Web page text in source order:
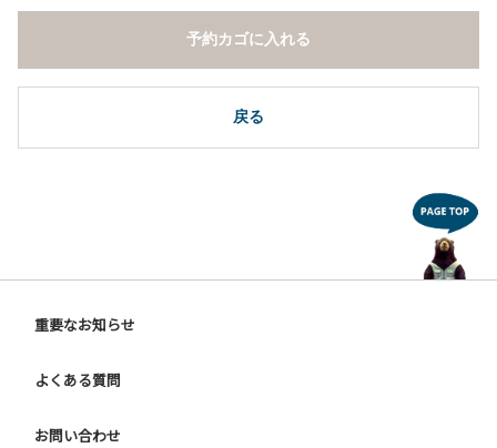
戻る
予約カゴに入れる
重要なお知らせ
よくある質問
お問い合わせ